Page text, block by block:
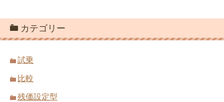
カテゴリー
試乗
比較
残価設定型